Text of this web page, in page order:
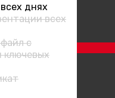
днях
всех
с
ключевых